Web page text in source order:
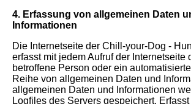
4. Erfassung von allgemeinen Daten
Informationen
Die Internetseite der Chill-your-Dog -
erfasst mit jedem Aufruf der Internetseite
betroffene Person oder ein
Reihe von allgemeinen Daten und
allgemeinen Daten und Informationen
Logfiles des Servers gespeichert.